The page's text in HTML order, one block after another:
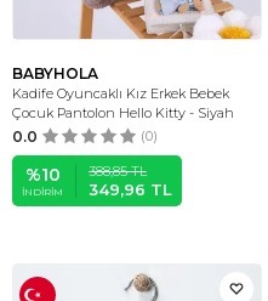
BABYHOLA
Kadife Oyuncaklı Kız Erkek Bebek
Çocuk Pantolon Hello Kitty - Siyah
0.0 (0)
%10
İNDIRIM
388,85TL
349,96 TL